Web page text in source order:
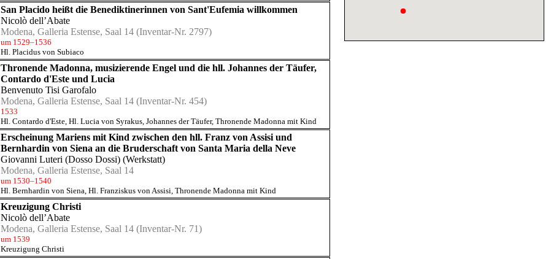
San Placido heißt die Benediktinerinnen von Sant'Eufemia willkommen
Nicolò dell’Abate
Modena, Galleria Estense, Saal 14 (Inventar-Nr. 2797)
um 1529–1536
Hl. Placidus von Subiaco
Thronende Madonna, musizierende Engel und die hll. Johannes der Täufer,
Contardo d'Este und Lucia
Benvenuto Tisi Garofalo
Modena, Galleria Estense, Saal 14 (Inventar-Nr. 454)
1533
Hl. Contardo d'Este, Hl. Lucia von Syrakus, Johannes der Täufer, Thronende Madonna mit Kind
Erscheinung Mariens mit Kind zwischen den hll. Franz von Assisi und
Bernhardin von Siena an die Bruderschaft von Santa Maria della Neve
Giovanni Luteri (Dosso Dossi) (Werkstatt)
Modena, Galleria Estense, Saal 14
um 1530–1540
Hl. Bernhardin von Siena, Hl. Franziskus von Assisi, Thronende Madonna mit Kind
Kreuzigung Christi
Nicolò dell’Abate
Modena, Galleria Estense, Saal 14 (Inventar-Nr. 71)
um 1539
Kreuzigung Christi